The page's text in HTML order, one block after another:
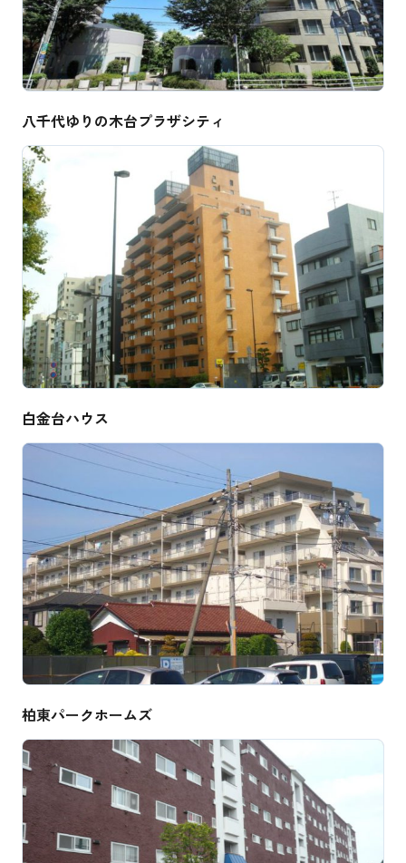
八千代ゆりの木台プラザシティ
白金台ハウス
柏東パークホームズ